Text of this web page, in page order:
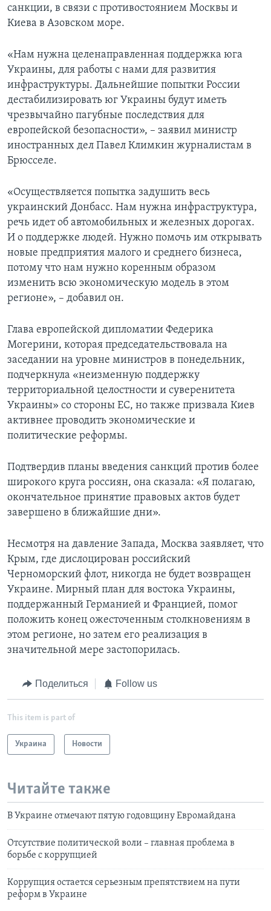
санкции, в связи с противостоянием Москвы и
Киева в Азовском море.
«Нам нужна целенаправленная поддержка юга
Украины, для работы с нами для развития
инфраструктуры. Дальнейшие попытки России
дестабилизировать юг Украины будут иметь
чрезвычайно пагубные последствия для
европейской безопасности», – заявил министр
иностранных дел Павел Климкин журналистам в
Брюсселе.
«Осуществляется попытка задушить весь
украинский Донбасс. Нам нужна инфраструктура,
речь идет об автомобильных и железных дорогах.
И о поддержке людей. Нужно помочь им открывать
новые предприятия малого и среднего бизнеса,
потому что нам нужно коренным образом
изменить всю экономическую модель в этом
регионе», – добавил он.
Глава европейской дипломатии Федерика
Могерини, которая председательствовала на
заседании на уровне министров в понедельник,
подчеркнула «неизменную поддержку
территориальной целостности и суверенитета
Украины» со стороны ЕС, но также призвала Киев
активнее проводить экономические и
политические реформы.
Подтвердив планы введения санкций против более
широкого круга россиян, она сказала: «Я полагаю,
окончательное принятие правовых актов будет
завершено в ближайшие дни».
Несмотря на давление Запада, Москва заявляет, что
Крым, где дислоцирован российский
Черноморский флот, никогда не будет возвращен
Украине. Мирный план для востока Украины,
поддержанный Германией и Францией, помог
положить конец ожесточенным столкновениям в
этом регионе, но затем его реализация в
значительной мере застопорилась.
Поделиться Follow us
This item is part of
Украина Новости
Читайте также
В Украине отмечают пятую годовщину Евромайдана
Отсутствие политической воли – главная проблема в
борьбе с коррупцией
Коррупция остается серьезным препятствием на пути
реформ в Украине